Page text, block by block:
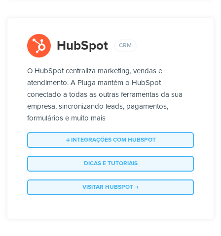
HubSpot CRM
O HubSpot centraliza marketing, vendas e
atendimento. A Pluga mantém o HubSpot
conectado a todas as outras ferramentas da sua
empresa, sincronizando leads, pagamentos,
formulários e muito mais
INTEGRAÇÕES COM HUBSPOT
DICAS E TUTORIAIS
VISITAR HUBSPOT